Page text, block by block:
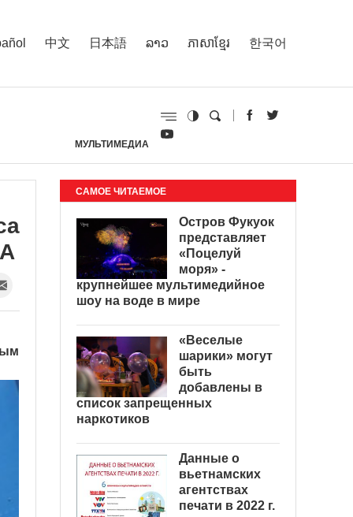
中文 日本語 ລາວ ភាសាខ្មែរ 한국어
МУЛЬТИМЕДИА
САМОЕ ЧИТАЕМОЕ
Остров Фукуок
представляет
«Поцелуй
моря» -
крупнейшее мультимедийное
шоу на воде в мире
«Веселые
шарики» могут
быть
добавлены в
список запрещенных
наркотиков
Данные о
вьетнамских
агентствах
печати в 2022 г.